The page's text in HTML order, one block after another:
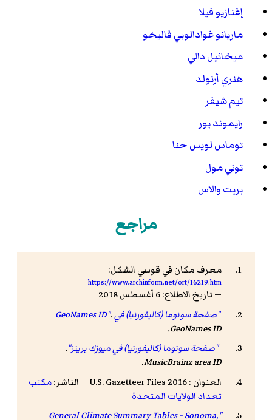
إغنازيو فيلا
ماريانو غوادالوبي فاليخو
ميخائيل دالي
هنري أرنولد
تيم شيفر
رايموند بور
توماس لويس حنا
توني مول
بريت والاس
مراجع
معرف مكان في قوسي الشكل:
https://www.archinform.net/ort/16219.htm
— تاريخ الاطلاع: 6 أغسطس 2018
"صفحة سونوما (كاليفورنيا) في GeoNames ID".
GeoNames ID
.
"صفحة سونوما (كاليفورنيا) في ميوزك برينز".
MusicBrainz area ID
.
العنوان : 2016 U.S. Gazetteer Files — الناشر:
مكتب
تعداد الولايات المتحدة
"General Climate Summary Tables - Sonoma,